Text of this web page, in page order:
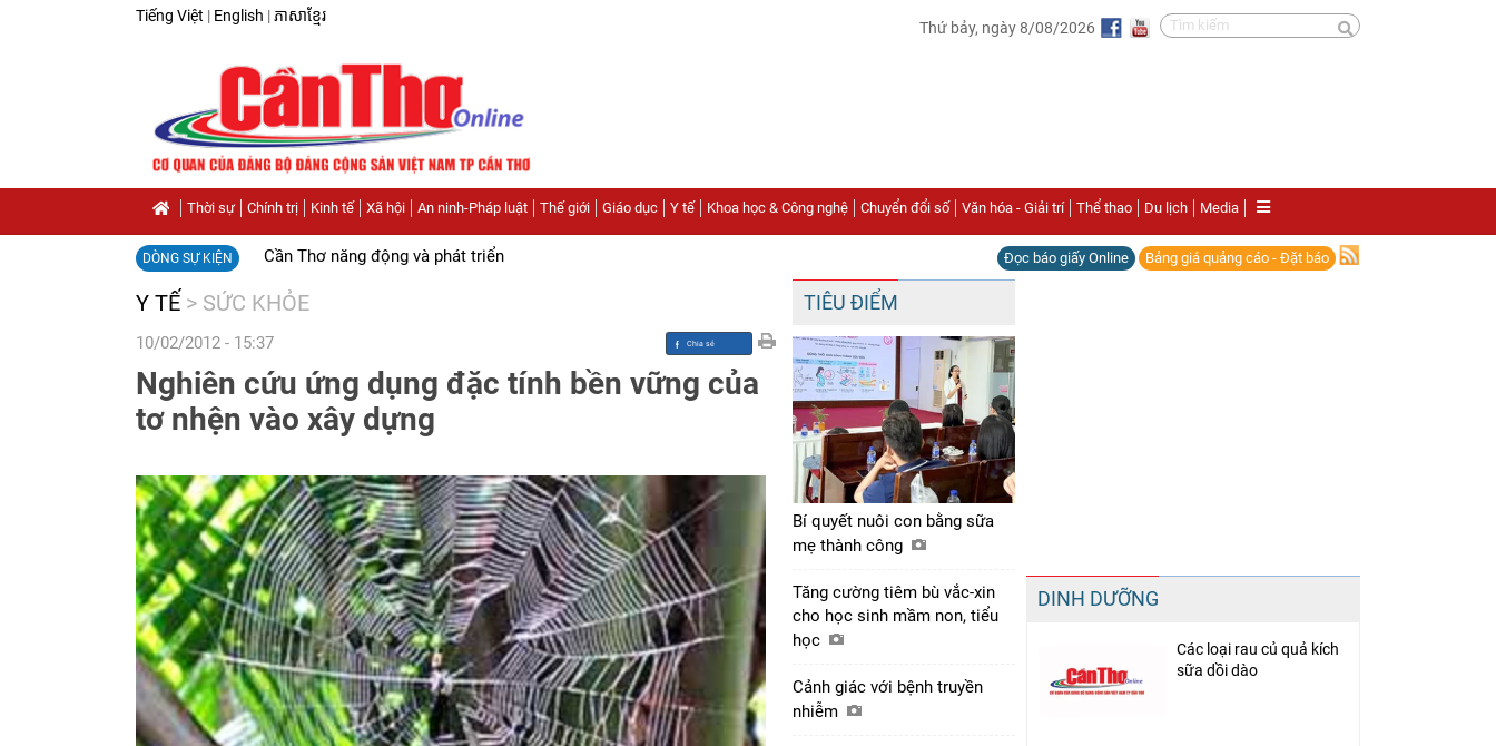
Tiếng Việt | English | ភាសាខ្មែរ
Thứ bảy, ngày 8/08/2026
Thời sự Chính trị Kinh tế Xã hội An ninh-Pháp luật Thế giới Giáo dục Y tế Khoa học & Công nghệ Chuyển đổi số Văn hóa - Giải trí Thể thao Du lịch Media
DÒNG SỰ KIỆN Cần Thơ năng động và phát triển Đọc báo giấy Online Bảng giá quảng cáo - Đặt báo
Y TẾ > SỨC KHỎE
10/02/2012 - 15:37
Chia sẻ
Facebook
Nghiên cứu ứng dụng đặc tính bền vững của
tơ nhện vào xây dựng
TIÊU ĐIỂM
Bí quyết nuôi con bằng sữa
mẹ thành công
Tăng cường tiêm bù vắc-xin
cho học sinh mầm non, tiểu
học
Cảnh giác với bệnh truyền
nhiễm
DINH DƯỠNG
Các loại rau củ quả kích
sữa dồi dào